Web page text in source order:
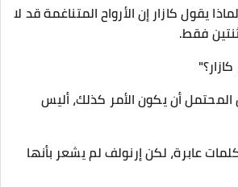
يقول كازار إن الأرواح المتناغمة قد لا
فقط.
أن يكون الأمر كذلك، أليس
عابرة، لكن إرنولف لم يشعر بأنها